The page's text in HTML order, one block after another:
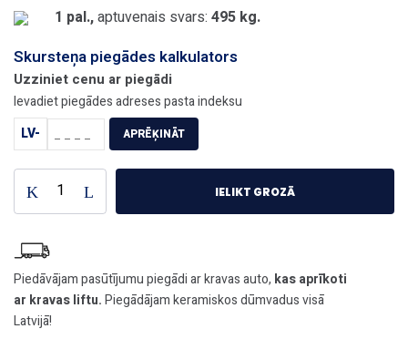
1 pal.,aptuvenais svars: 495 kg.
Skursteņa piegādes kalkulators
Uzziniet cenu ar piegādi
Ievadiet piegādes adreses pasta indeksu
LV-
APRĒĶINĀT
IELIKT GROZĀ
Piedāvājam pasūtījumu piegādi ar kravas auto, kas aprīkoti
ar kravas liftu.Piegādājam keramiskos dūmvadus visā
Latvijā!